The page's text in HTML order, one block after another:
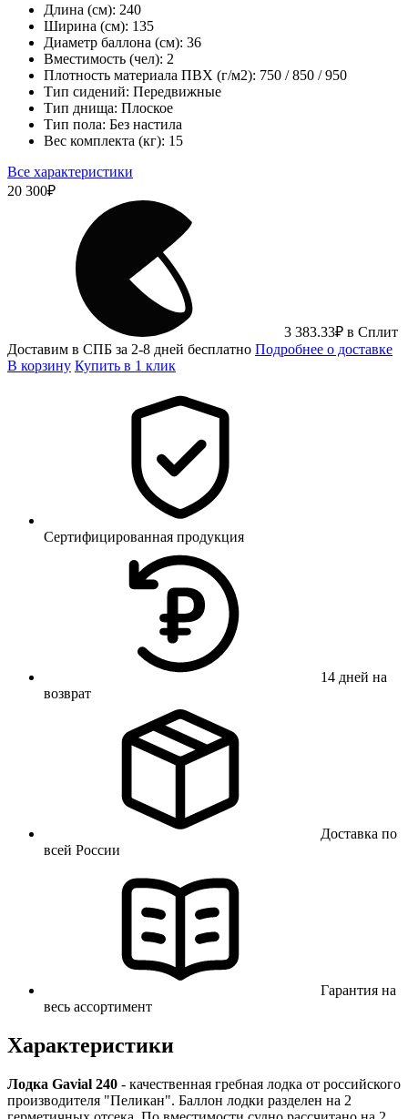
Длина (см): 240
Ширина (см): 135
Диаметр баллона (см): 36
Вместимость (чел): 2
Плотность материала ПВХ (г/м2): 750 / 850 / 950
Тип сидений: Передвижные
Тип днища: Плоское
Тип пола: Без настила
Вес комплекта (кг): 15
Все характеристики
20 300₽
3 383.33₽ в Сплит
Доставим в СПБ за 2-8 дней бесплатно Подробнее о доставке
В корзину Купить в 1 клик
Сертифицированная продукция
14 дней на
возврат
Доставка по
всей России
Гарантия на
весь ассортимент
Характеристики
Лодка Gavial 240 - качественная гребная лодка от российского
производителя "Пеликан". Баллон лодки разделен на 2